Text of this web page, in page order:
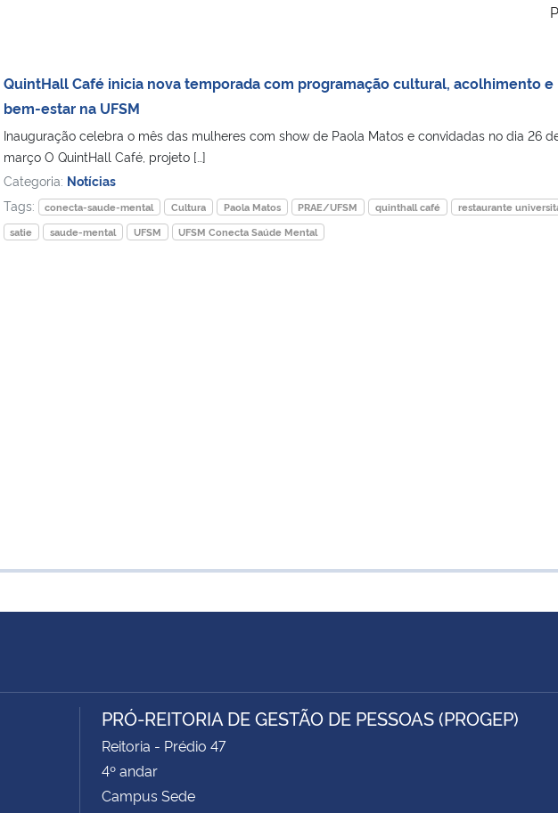
QuintHall Café inicia nova temporada com programação cultural, acolhimento e
bem-estar na UFSM
Inauguração celebra o mês das mulheres com show de Paola Matos e convidadas no dia 26
março O QuintHall Café, projeto […]
Categoria: Notícias
Tags:
conecta-saude-mental Cultura Paola Matos PRAE/UFSM quinthall café
restaurante
satie
saude-mental UFSM UFSM Conecta Saúde Mental
PRÓ-REITORIA DE GESTÃO DE PESSOAS (PROGEP)
Reitoria - Prédio 47
4º andar
Campus Sede